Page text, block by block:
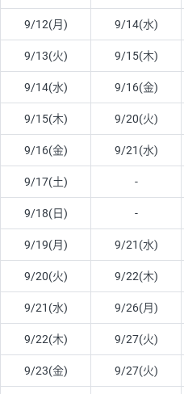
9/12(月) 9/14(水)
9/13(火) 9/15(木)
9/14(水) 9/16(金)
9/15(木) 9/20(火)
9/16(金) 9/21(水)
9/17(土) -
9/18(日) -
9/19(月) 9/21(水)
9/20(火) 9/22(木)
9/21(水) 9/26(月)
9/22(木) 9/27(火)
9/23(金) 9/27(火)